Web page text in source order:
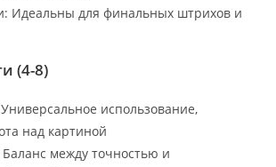
Идеальны для финальных штрихов и
(4-8)
использование,
над картиной
между точностью и